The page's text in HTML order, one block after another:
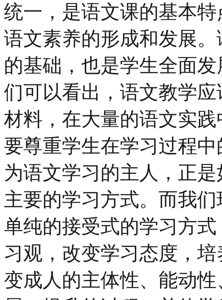
统一，是语文课的基本
语文素养的形成和发展
的基础，也是学生全面
们可以看出，语文教学
材料，在大量的语文实
要尊重学生在学习过程
为语文学习的主人，正
主要的学习方式。而我
单纯的接受式的学习方
习观，改变学习态度，
变成人的主体性、能动